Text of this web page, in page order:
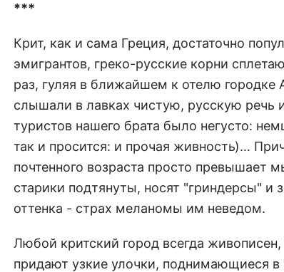
***
Крит, как и сама Греция, достаточно
эмигрантов, греко-русские корни
раз, гуляя в ближайшем к отелю городке
слышали в лавках чистую, русскую речь
туристов нашего брата было негусто:
так и просится: и прочая живность)…
почтенного возраста просто превышает
старики подтянуты, носят "гриндерсы" и
оттенка - страх меланомы им неведом.
Любой критский город всегда
придают узкие улочки, поднимающиеся в